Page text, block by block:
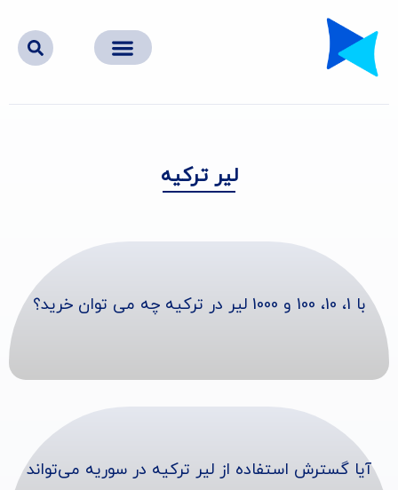
لیر ترکیه
با 1، 10، 100 و 1000 لیر در ترکیه چه می توان خرید؟
آیا گسترش استفاده از لیر ترکیه در سوریه می‌تواند